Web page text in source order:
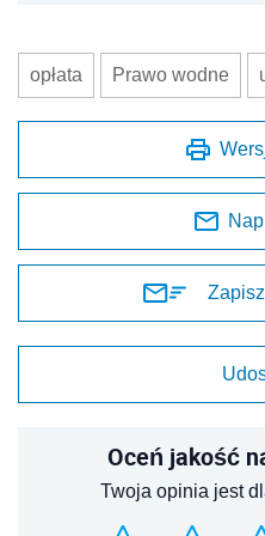
opłata Prawo wodne
Oceń jakość
Twoja opinia jest